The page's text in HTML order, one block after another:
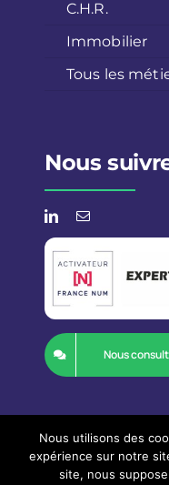
C.H.R.
Immobilier
Tous les
Nous
Nous
Tous droits
Nous utilisons des
expérience sur notre
site, nous